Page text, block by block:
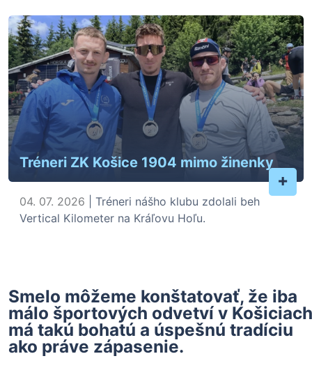
Tréneri ZK Košice 1904 mimo žinenky
+
04. 07. 2026 | Tréneri nášho klubu zdolali beh
Vertical Kilometer na Kráľovu Hoľu.
Smelo môžeme konštatovať, že iba
málo športových odvetví v Košiciach
má takú bohatú a úspešnú tradíciu
ako práve zápasenie.